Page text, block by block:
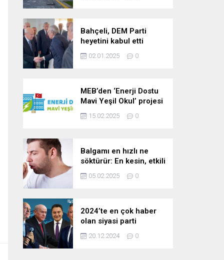
Bahçeli, DEM Parti
heyetini kabul etti
02.01.2025 0
MEB’den ‘Enerji Dostu
Mavi Yeşil Okul’ projesi
15.02.2025 0
Balgamı en hızlı ne
söktürür: En kesin, etkili
ve çabuk balgam
söktürücü kür!
05.02.2025 0
2024’te en çok haber
olan siyasi parti
liderleri! Zirvedeki isim
fark attı
20.12.2024 0